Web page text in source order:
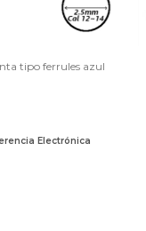
tipo ferrules azul
Electrónica